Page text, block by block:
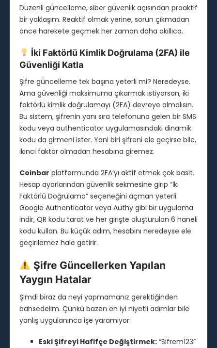
Düzenli güncelleme, siber güvenlik açısından proaktif
bir yaklaşım. Reaktif olmak yerine, sorun çıkmadan
önce harekete geçmek her zaman daha akıllıca.
İki Faktörlü Kimlik Doğrulama (2FA) ile
Güvenliği Katla
Şifre güncelleme tek başına yeterli mi? Neredeyse.
Ama güvenliği maksimuma çıkarmak istiyorsan, iki
faktörlü kimlik doğrulamayı (2FA) devreye almalısın.
Bu sistem, şifrenin yanı sıra telefonuna gelen bir SMS
kodu veya authenticator uygulamasındaki dinamik
kodu da girmeni ister. Yani biri şifreni ele geçirse bile,
ikinci faktör olmadan hesabına giremez.
Coinbar platformunda 2FA’yı aktif etmek çok basit.
Hesap ayarlarından güvenlik sekmesine girip “İki
Faktörlü Doğrulama” seçeneğini açman yeterli.
Google Authenticator veya Authy gibi bir uygulama
indir, QR kodu tarat ve her girişte oluşturulan 6 haneli
kodu kullan. Bu küçük adım, hesabını neredeyse ele
geçirilemez hale getirir.
Şifre Güncellerken Yapılan
Yaygın Hatalar
Şimdi biraz da neyi yapmamanız gerektiğinden
bahsedelim. Çünkü bazen en iyi niyetli adımlar bile
yanlış uygulanınca işe yaramıyor:
Eski Şifreyi Hafifçe Değiştirmek: “Sifrem123”